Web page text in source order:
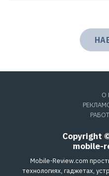
О
Copyright
mobile-
Mobile-Review.com
технологиях, гаджетах,